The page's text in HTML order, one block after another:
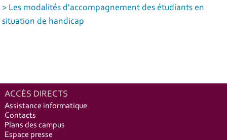
> Les modalités d'accompagnement des étudiants en
situation de handicap
ACCÈS DIRECTS
Assistance informatique
Contacts
Plans des campus
Espace presse